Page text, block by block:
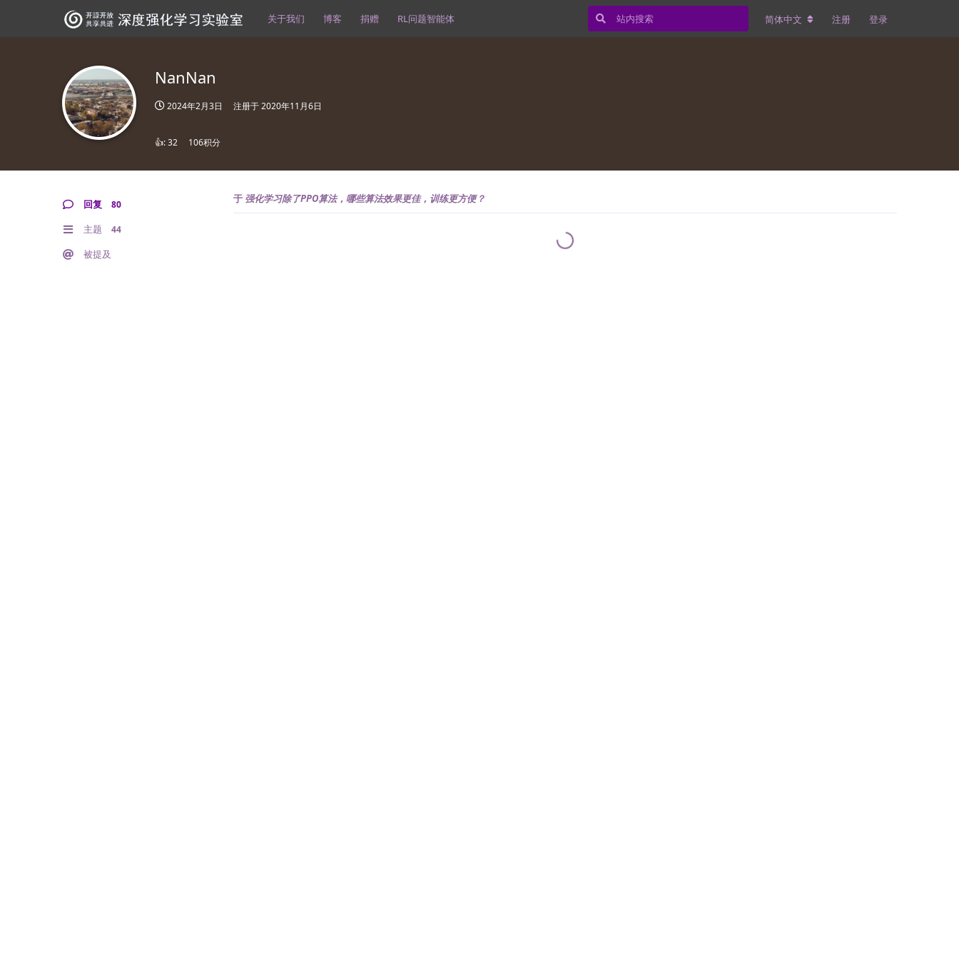
关于我们 博客 捐赠 RL问题智能体 简体中文 注册 登录
NanNan
2024年2月3日 注册于2020年11月6日
👍:32 106积分
回复 80
主题 44
被提及
于 强化学习除了PPO算法，哪些算法效果更佳，训练更方便？